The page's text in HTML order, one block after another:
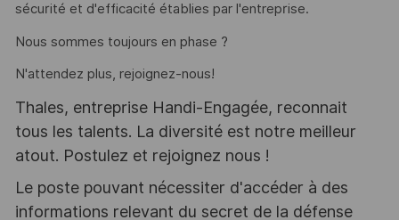
sécurité et d'efficacité établies par l'entreprise.
Nous sommes toujours en phase ?
N'attendez plus, rejoignez-nous!
Thales, entreprise Handi-Engagée, reconnait
tous les talents. La diversité est notre meilleur
atout. Postulez et rejoignez nous !
Le poste pouvant nécessiter d'accéder à des
informations relevant du secret de la défense